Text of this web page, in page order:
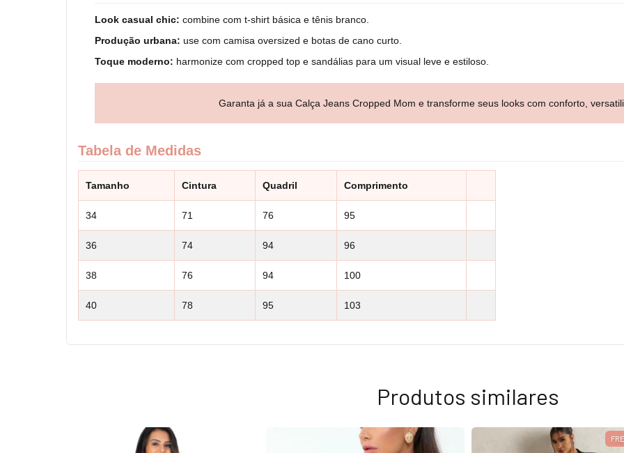
Look casual chic: combine com t-shirt básica e tênis branco.
Produção urbana: use com camisa oversized e botas de cano curto.
Toque moderno: harmonize com cropped top e sandálias para um visual leve e estiloso.
Garanta já a sua Calça Jeans Cropped Mom e transforme seus looks com conforto,
Tabela de Medidas
Tamanho Cintura Quadril Comprimento
34 71 76 95
36 74 94 96
38 76 94 100
40 78 95 103
Produtos similares